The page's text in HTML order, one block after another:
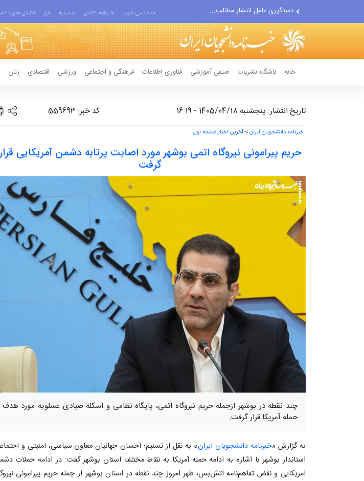
مواضع مزدوران سعودی را با...
ضربه مغزی بیش از ۷۰۰ نظامی...
همکلاسی شهید خبرنامه کاغذی حسینیه بازار تشکل های
خانه باشگاه نشریات صنفی آموزشی فناوری اطلاعات فرهنگی و اجتماعی ورزشی اقتصادی زنان
تاریخ انتشار: پنجشنبه 1405/04/18 - 16:19 کد خبر: 559693
خبرنامه دانشجویان ایران> آخرین اخبار صفحه اول
حریم پیرامونی نیروگاه اتمی بوشهر مورد اصابت پرتابه دشمن آمریکایی
گرفت
چند نقطه در بوشهر ازجمله حریم نیروگاه اتمی، پایگاه نظامی و اسکله صیادی عسلویه مورد هدف
حمله آمریکا قرار گرفت.
به گزارش «خبرنامه دانشجویان ایران» به نقل از تسنیم؛ احسان جهانیان معاون سیاسی، امنیتی و
استاندار بوشهر با اشاره به ادامه حمله آمریکا به نقاط مختلف استان بوشهر گفت: در ادامه حملات
آمریکایی و نقض تفاهم‌نامه آتش‌بس، ظهر امروز چند نقطه در استان بوشهر از جمله حریم پیرامونی